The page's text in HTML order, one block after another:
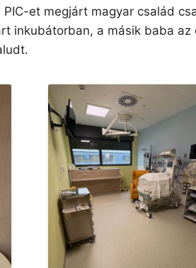
et megjárt magyar család
inkubátorban, a másik baba